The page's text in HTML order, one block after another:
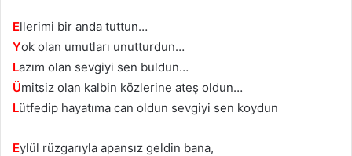
Ellerimi bir anda tuttun…
Yok olan umutları unutturdun…
Lazım olan sevgiyi sen buldun…
Ümitsiz olan kalbin közlerine ateş oldun…
Lütfedip hayatıma can oldun sevgiyi sen koydun
Eylül rüzgarıyla apansız geldin bana,